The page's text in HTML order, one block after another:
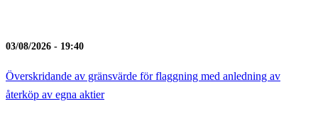
03/08/2026 - 19:40
Överskridande av gränsvärde för flaggning med anledning av
återköp av egna aktier